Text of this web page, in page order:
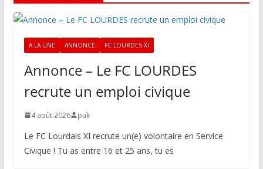
A LA UNE ANNONCE FC LOURDES XI
Annonce – Le FC LOURDES
recrute un emploi civique
4 août 2026 puk
Le FC Lourdais XI recrute un(e) volontaire en Service
Civique ! Tu as entre 16 et 25 ans, tu es